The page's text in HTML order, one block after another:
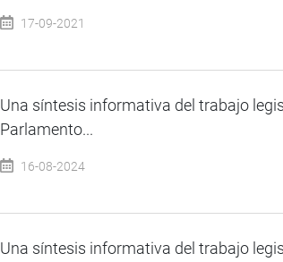
17-09-2021
Una síntesis informativa del trabajo
Parlamento...
16-08-2024
Una síntesis informativa del trabajo